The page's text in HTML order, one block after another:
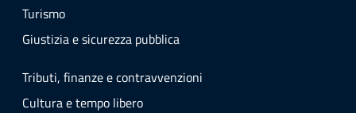
Turismo
Giustizia e sicurezza pubblica
Tributi, finanze e contravvenzioni
Cultura e tempo libero